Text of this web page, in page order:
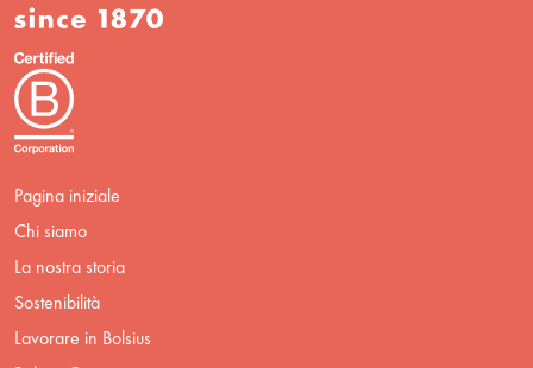
Pagina iniziale
Chi siamo
La nostra storia
Sostenibilità
Lavorare in Bolsius